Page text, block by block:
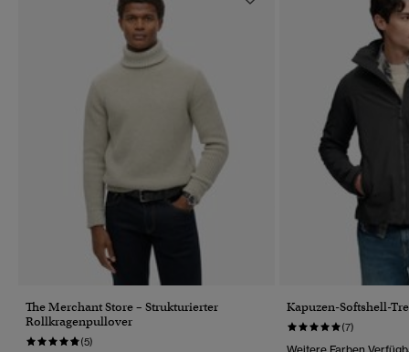
The Merchant Store – Strukturierter
Rollkragenpullover
(5)
Kapuzen-Softshell-
(7)